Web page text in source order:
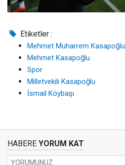
Etiketler :
Mehmet Muharrem Kasapoğlu
Mehmet Kasapoğlu
Spor
Milletvekili Kasapoğlu
İsmail Köybaşı
HABERE YORUM KAT